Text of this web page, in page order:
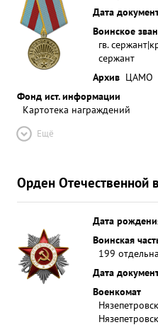
Дата
Воинское
гв.
сержант
Архив ЦАМО
Фонд ист. информации
Картотека награждений
Ещё
Орден Отечественной
Дата
Воинская
199
Дата
Военкомат